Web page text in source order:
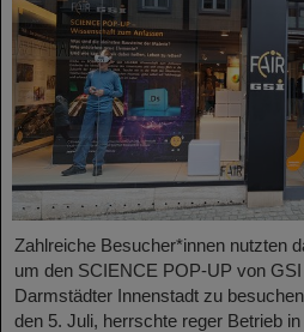
Zahlreiche Besucher*innen nutzten
um den SCIENCE POP-UP von
Darmstädter Innenstadt zu
den 5. Juli, herrschte reger Betrieb